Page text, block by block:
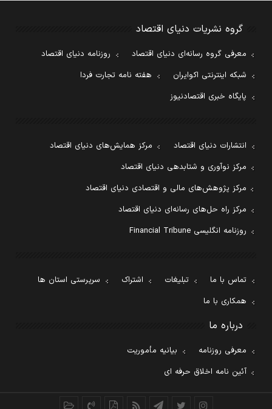
گروه نشریات دنیای اقتصاد
معرفی گروه رسانه‌ای دنیای اقتصاد
روزنامه دنیای اقتصاد
شبکه اینترنتی اکوایران
هفته نامه تجارت فردا
پایگاه خبری اقتصادنیوز
انتشارات دنیای اقتصاد
مرکز همایش‌های دنیای اقتصاد
مرکز نوآوری و شتابدهی دنیای اقتصاد
مرکز پژوهش‌های مالی و اقتصادی دنیای اقتصاد
مرکز راه حل‌های رسانه‌ای دنیای اقتصاد
روزنامه انگلیسی Financial Tribune
تماس با ما تبلیغات اشتراک
سرپرستی استان ها
همکاری با ما
درباره ما
معرفی روزنامه
بیانیه مأموریت
آئین نامه اخلاق حرفه ای